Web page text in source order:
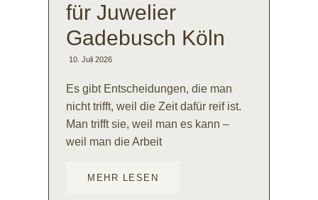
für Juwelier
Gadebusch Köln
10. Juli 2026
Es gibt Entscheidungen, die man
nicht trifft, weil die Zeit dafür reif ist.
Man trifft sie, weil man es kann –
weil man die Arbeit
MEHR LESEN